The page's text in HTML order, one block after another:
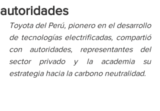
autoridades
Toyota del Perú, pionero en el desarrollo
de tecnologías electrificadas, compartió
con autoridades, representantes del
sector privado y la academia su
estrategia hacia la carbono neutralidad.